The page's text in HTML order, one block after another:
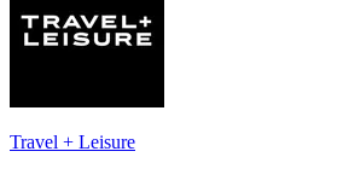
Travel + Leisure